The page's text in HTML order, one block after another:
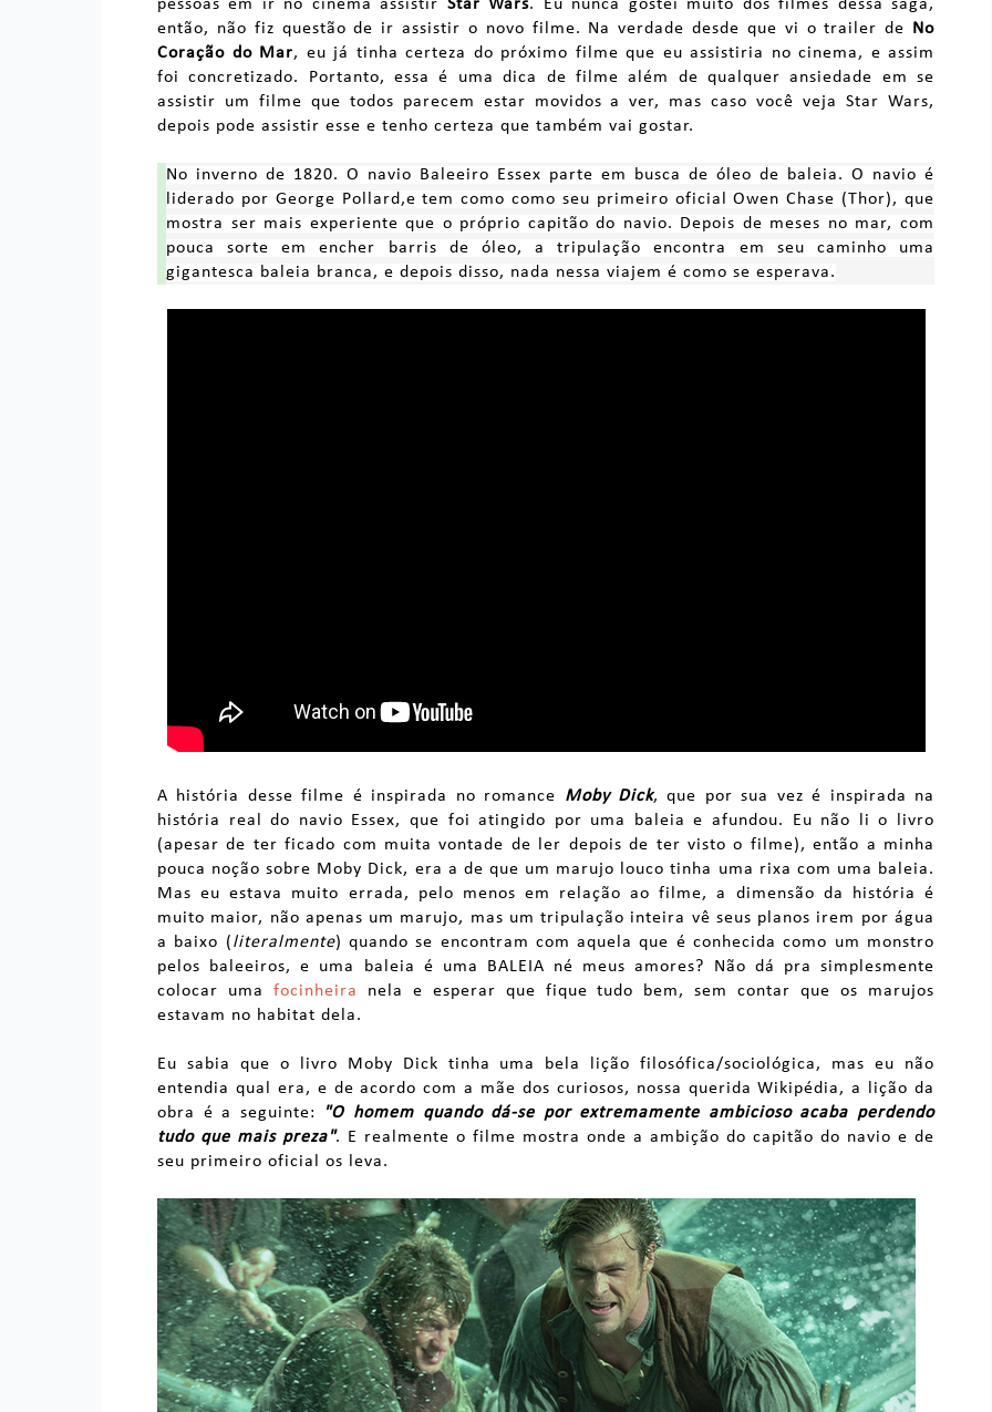
pessoas em ir no cinema assistir Star Wars. Eu nunca gostei muito dos filmes dessa saga,
então, não fiz questão de ir assistir o novo filme. Na verdade desde que vi o trailer de No
Coração do Mar, eu já tinha certeza do próximo filme que eu assistiria no cinema, e assim
foi concretizado. Portanto, essa é uma dica de filme além de qualquer ansiedade em se
assistir um filme que todos parecem estar movidos a ver, mas caso você veja Star Wars,
depois pode assistir esse e tenho certeza que também vai gostar.
No inverno de 1820. O navio Baleeiro Essex parte em busca de óleo de baleia. O navio é
liderado por George Pollard,e tem como como seu primeiro oficial Owen Chase (Thor), que
mostra ser mais experiente que o próprio capitão do navio. Depois de meses no mar, com
pouca sorte em encher barris de óleo, a tripulação encontra em seu caminho uma
gigantesca baleia branca, e depois disso, nada nessa viajem é como se esperava.
A história desse filme é inspirada no romance Moby Dick, que por sua vez é inspirada na
história real do navio Essex, que foi atingido por uma baleia e afundou. Eu não li o livro
(apesar de ter ficado com muita vontade de ler depois de ter visto o filme), então a minha
pouca noção sobre Moby Dick, era a de que um marujo louco tinha uma rixa com uma baleia.
Mas eu estava muito errada, pelo menos em relação ao filme, a dimensão da história é
muito maior, não apenas um marujo, mas um tripulação inteira vê seus planos irem por água
a baixo (literalmente) quando se encontram com aquela que é conhecida como um monstro
pelos baleeiros, e uma baleia é uma BALEIA né meus amores? Não dá pra simplesmente
colocar uma focinheira
nela e esperar que fique tudo bem, sem contar que os marujos
estavam no habitat dela.
Eu sabia que o livro Moby Dick tinha uma bela lição filosófica/sociológica, mas eu não
entendia qual era, e de acordo com a mãe dos curiosos, nossa querida Wikipédia, a lição da
obra é a seguinte:
"O homem quando dá-se por extremamente ambicioso acaba perdendo
tudo que mais preza". E realmente o filme mostra onde a ambição do capitão do navio e de
seu primeiro oficial os leva.